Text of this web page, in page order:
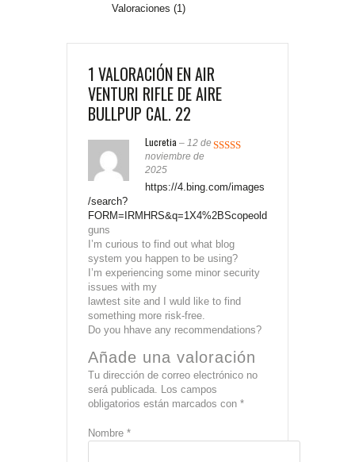
Valoraciones (1)
1 VALORACIÓN ENAIR
VENTURI RIFLE DE AIRE
BULLPUP CAL. 22
Lucretia – 12 de
noviembre de
2025
https://4.bing.com/images
/search?
FORM=IRMHRS&q=1X4%2BScopeold
guns
I’m curious to find out what blog
system you happen to be using?
I’m experiencing some minor security
issues with my
lawtest site and I wuld like to find
something more risk-free.
Do you hhave any recommendations?
Añade una valoración
Tu dirección de correo electrónico no
será publicada.
Los campos
obligatorios están marcados con *
Nombre *